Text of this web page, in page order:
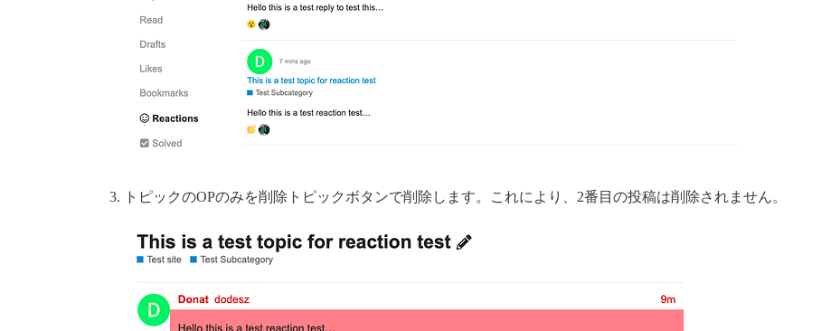
トピックのOPのみを削除トピックボタンで削除します。これにより、2番目の投稿は削除されません。